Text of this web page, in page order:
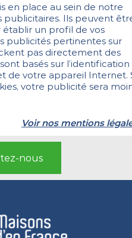
en place au sein de notre
publicitaires. Ils peuvent
établir un profil de vos
publicités pertinentes sur
pas directement des
basés sur l’identification
de votre appareil Internet.
votre publicité sera
Voir nos mentions
nous